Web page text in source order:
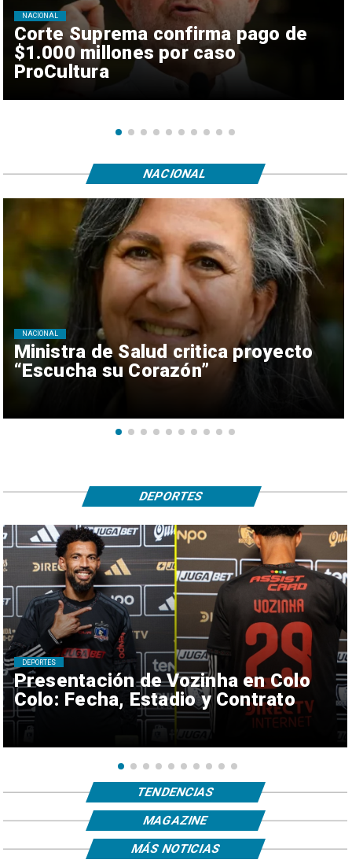
Corte Suprema confirma pago de
$1.000 millones por caso
ProCultura
NACIONAL
Ministra de Salud critica proyecto
“Escucha su Corazón”
NACIONAL
NACIONAL
Presentación de Vozinha en Colo
Colo: Fecha, Estadio y Contrato
DEPORTES
DEPORTES
TENDENCIAS
MAGAZINE
MÁS NOTICIAS